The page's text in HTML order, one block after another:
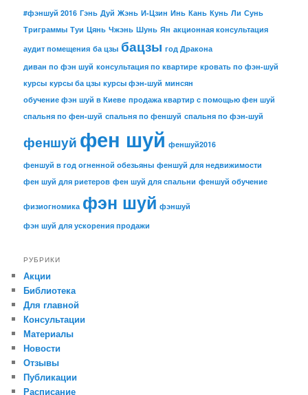
#фэншуй 2016 Гэнь Дуй Жэнь И-Цзин Инь Кань Кунь Ли Сунь
Триграммы Туи Цянь Чжэнь Шунь Ян акционная консультация
аудит помещения ба цзы бацзы год Дракона
диван по фэн шуй консультация по квартире кровать по фэн-шуй
курсы курсы ба цзы курсы фэн-шуй минсян
обучение фэн шуй в Киеве продажа квартир с помощью фен шуй
спальня по фен-шуй спальня по феншуй спальня по фэн-шуй
феншуй фен шуй феншуй2016
феншуй в год огненной обезьяны феншуй для недвижимости
фен шуй для риетеров фен шуй для спальни феншуй обучение
физиогномика фэн шуй фэншуй
фэн шуй для ускорения продажи
РУБРИКИ
Акции
Библиотека
Для главной
Консультации
Материалы
Новости
Отзывы
Публикации
Расписание